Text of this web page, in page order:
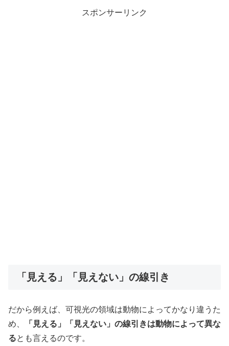
スポンサーリンク
「見える」「見えない」の線引き
だから例えば、可視光の領域は動物によってかなり違うた
め、
「見える」「見えない」の線引きは動物によって異な
るとも言えるのです。